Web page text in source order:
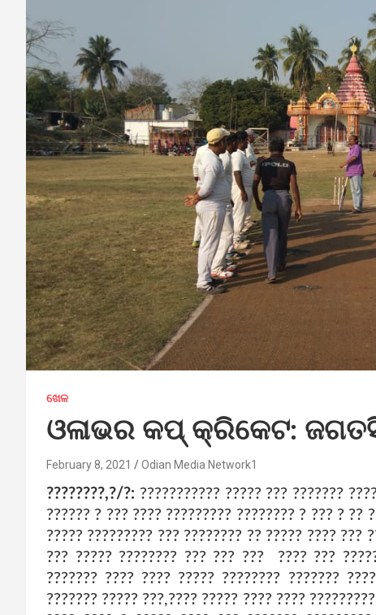
ଖେଳ
ଓଳାଭର କପ୍ କ୍ରିକେଟ:
February 8, 2021 Odian Media Network1
????????,?/?: ??????????? ????? ??? ???????
?????? ? ??? ???? ????????? ???????? ? ??? ? ??
????? ????????? ??? ???????? ?? ????? ???? ???
??? ????? ???????? ??? ??? ??? ???? ???
??????? ???? ???? ????? ???????? ???????
??????? ????? ???,???? ????? ???? ????